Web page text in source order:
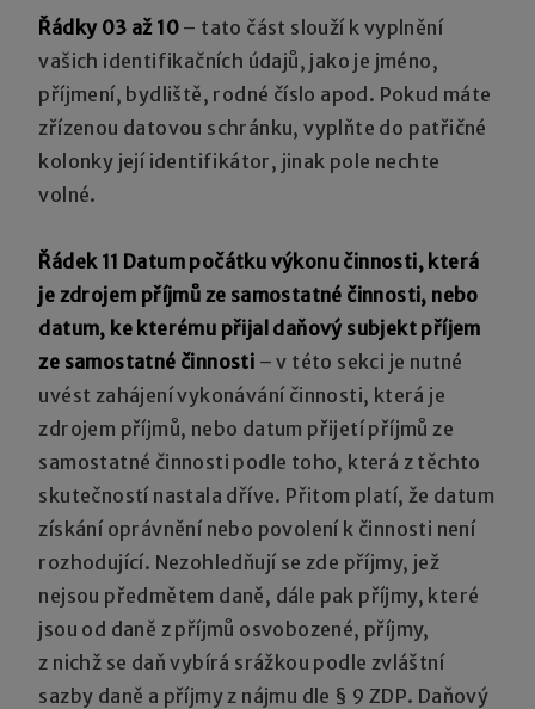
Řádky 03 až 10 – tato část slouží k vyplnění
vašich identifikačních údajů, jako je jméno,
příjmení, bydliště, rodné číslo apod. Pokud máte
zřízenou datovou schránku, vyplňte do patřičné
kolonky její identifikátor, jinak pole nechte
volné.
Řádek 11 Datum počátku výkonu činnosti, která
je zdrojem příjmů ze samostatné činnosti, nebo
datum, ke kterému přijal daňový subjekt příjem
ze samostatné činnosti – v této sekci je nutné
uvést zahájení vykonávání činnosti, která je
zdrojem příjmů, nebo datum přijetí příjmů ze
samostatné činnosti podle toho, která z těchto
skutečností nastala dříve. Přitom platí, že datum
získání oprávnění nebo povolení k činnosti není
rozhodující. Nezohledňují se zde příjmy, jež
nejsou předmětem daně, dále pak příjmy, které
jsou od daně z příjmů osvobozené, příjmy,
z nichž se daň vybírá srážkou podle zvláštní
sazby daně a příjmy z nájmu dle § 9 ZDP. Daňový